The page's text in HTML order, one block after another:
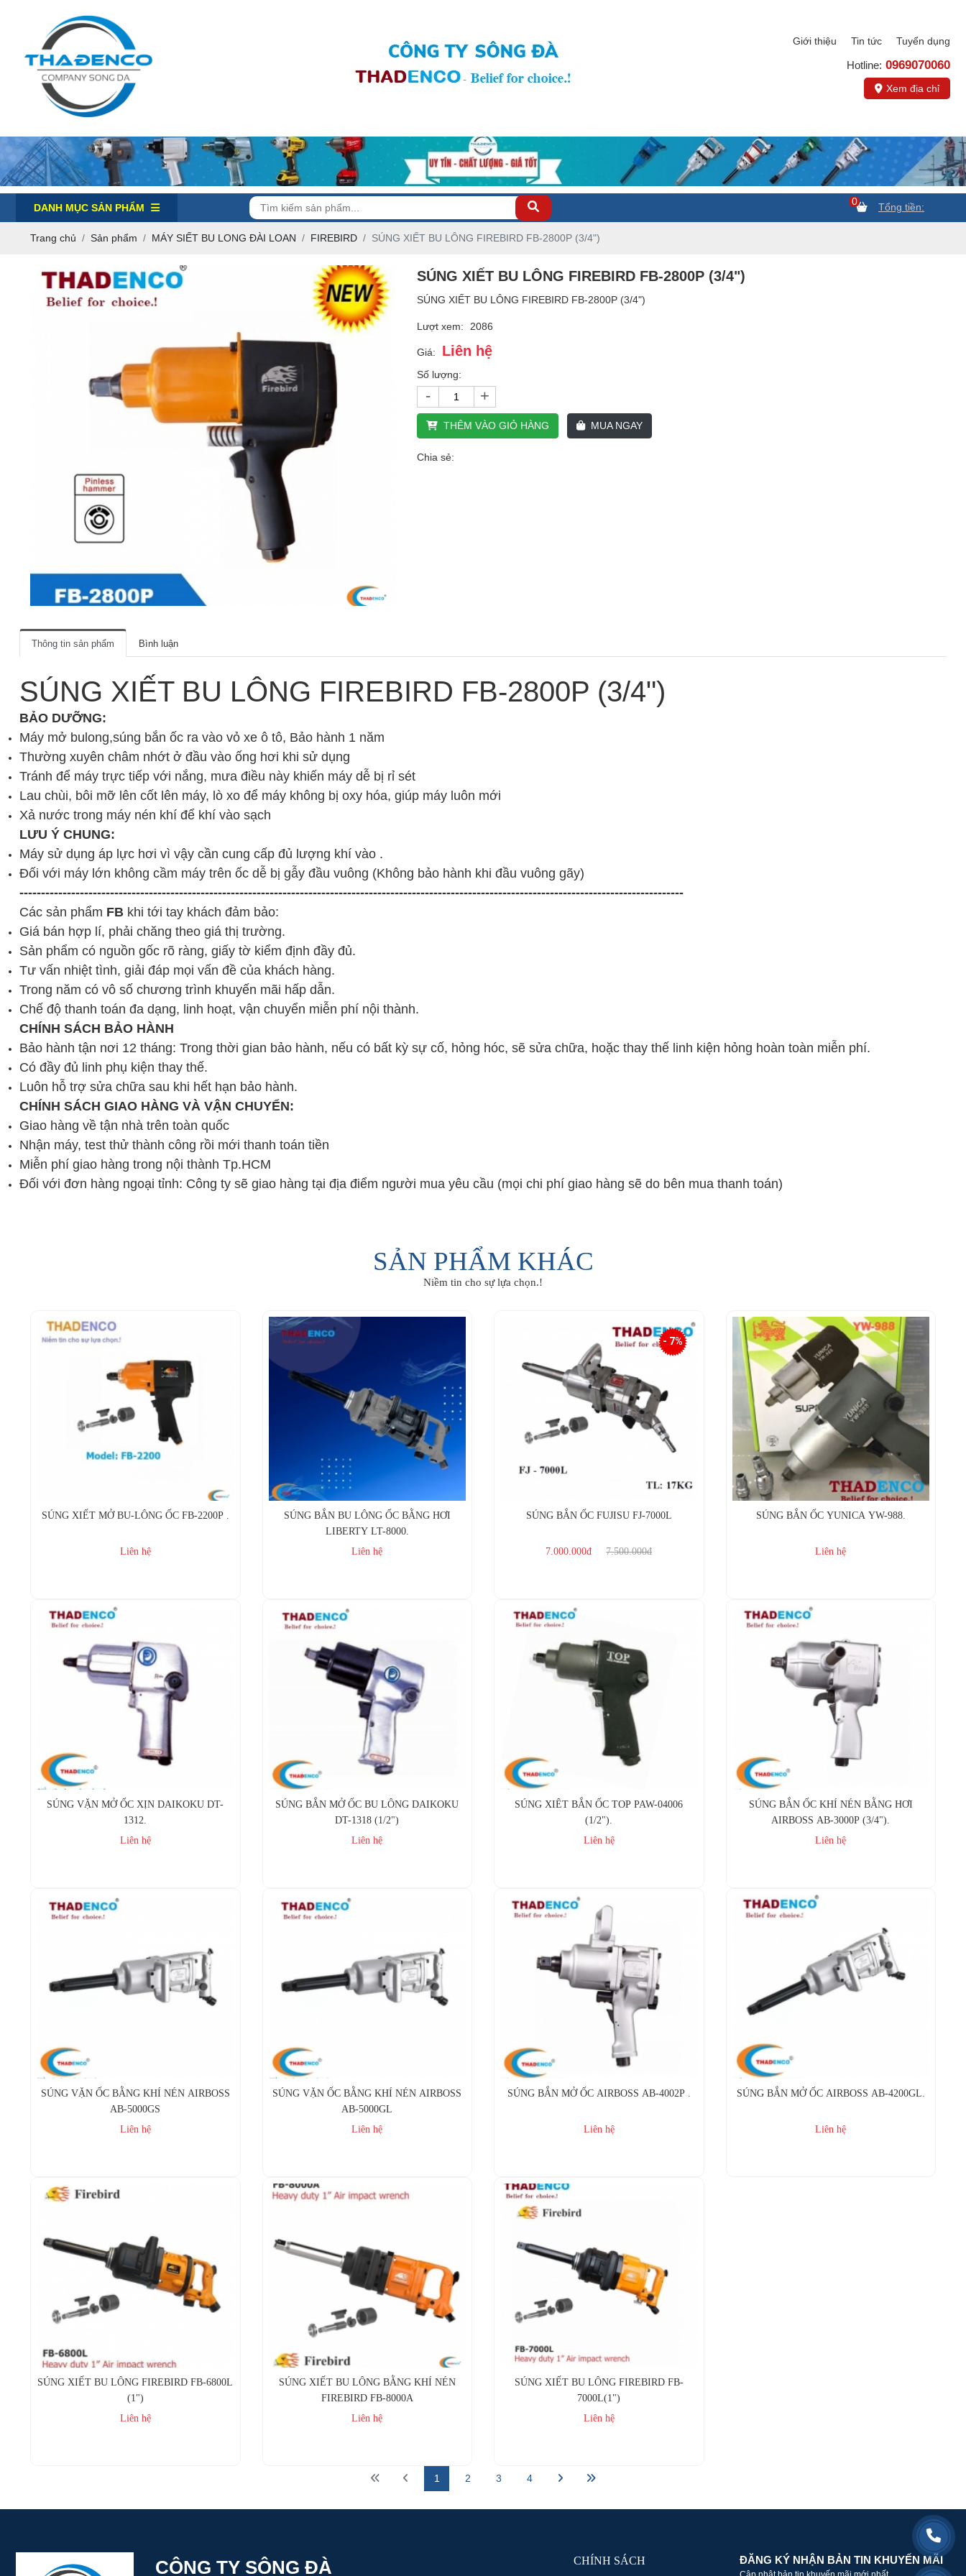
Giới thiệu Tin tức Tuyển dụng
Hotline: 0969070060
Xem địa chỉ
DANH MỤC SẢN PHẨM
0 Tổng tiền:
Trang chủ Sản phẩm MÁY SIẾT BU LONG ĐÀI LOAN FIREBIRD SÚNG XIẾT BU LÔNG FIREBIRD FB-2800P (3/4")
SÚNG XIẾT BU LÔNG FIREBIRD FB-2800P (3/4")
SÚNG XIẾT BU LÔNG FIREBIRD FB-2800P (3/4")
Lượt xem: 2086
Giá: Liên hệ
Số lượng:
- +
THÊM VÀO GIỎ HÀNG MUA NGAY
Chia sẻ:
Thông tin sản phẩm Bình luận
SÚNG XIẾT BU LÔNG FIREBIRD FB-2800P (3/4")
BẢO DƯỠNG:
Máy mở bulong,súng bắn ốc ra vào vỏ xe ô tô, Bảo hành 1 năm
Thường xuyên châm nhớt ở đầu vào ống hơi khi sử dụng
Tránh để máy trực tiếp với nắng, mưa điều này khiến máy dễ bị rỉ sét
Lau chùi, bôi mỡ lên cốt lên máy, lò xo để máy không bị oxy hóa, giúp máy luôn mới
Xả nước trong máy nén khí để khí vào sạch
LƯU Ý CHUNG:
Máy sử dụng áp lực hơi vì vậy cần cung cấp đủ lượng khí vào .
Đối với máy lớn không cầm máy trên ốc dễ bị gẫy đầu vuông (Không bảo hành khi đầu vuông gãy)
----------------------------------------------------------------------------------------------------------------------------------------------------------
Các sản phẩm FB khi tới tay khách đảm bảo:
Giá bán hợp lí, phải chăng theo giá thị trường.
Sản phẩm có nguồn gốc rõ ràng, giấy tờ kiểm định đầy đủ.
Tư vấn nhiệt tình, giải đáp mọi vấn đề của khách hàng.
Trong năm có vô số chương trình khuyến mãi hấp dẫn.
Chế độ thanh toán đa dạng, linh hoạt, vận chuyển miễn phí nội thành.
CHÍNH SÁCH BẢO HÀNH
Bảo hành tận nơi 12 tháng: Trong thời gian bảo hành, nếu có bất kỳ sự cố, hỏng hóc, sẽ sửa chữa, hoặc thay thế linh kiện hỏng hoàn toàn miễn phí.
Có đầy đủ linh phụ kiện thay thế.
Luôn hỗ trợ sửa chữa sau khi hết hạn bảo hành.
CHÍNH SÁCH GIAO HÀNG VÀ VẬN CHUYỂN:
Giao hàng về tận nhà trên toàn quốc
Nhận máy, test thử thành công rồi mới thanh toán tiền
Miễn phí giao hàng trong nội thành Tp.HCM
Đối với đơn hàng ngoại tỉnh: Công ty sẽ giao hàng tại địa điểm người mua yêu cầu (mọi chi phí giao hàng sẽ do bên mua thanh toán)
SẢN PHẨM KHÁC
Niềm tin cho sự lựa chọn.!
SÚNG XIẾT MỞ BU-LÔNG ỐC FB-2200P .
Liên hệ
SÚNG BẮN BU LÔNG ỐC BẰNG HƠI
LIBERTY LT-8000.
Liên hệ
- 7%
SÚNG BẮN ỐC FUJISU FJ-7000L
7.000.000đ 7.500.000đ
SÚNG BẮN ỐC YUNICA YW-988.
Liên hệ
SÚNG VẶN MỞ ỐC XỊN DAIKOKU DT-
1312.
Liên hệ
SÚNG BẮN MỞ ỐC BU LÔNG DAIKOKU
DT-1318 (1/2")
Liên hệ
SÚNG XIÊT BẮN ỐC TOP PAW-04006
(1/2").
Liên hệ
SÚNG BẮN ỐC KHÍ NÉN BẰNG HƠI
AIRBOSS AB-3000P (3/4").
Liên hệ
SÚNG VẶN ỐC BẰNG KHÍ NÉN AIRBOSS
AB-5000GS
Liên hệ
SÚNG VẶN ỐC BẰNG KHÍ NÉN AIRBOSS
AB-5000GL
Liên hệ
SÚNG BẮN MỞ ỐC AIRBOSS AB-4002P .
Liên hệ
SÚNG BẮN MỞ ỐC AIRBOSS AB-4200GL.
Liên hệ
SÚNG XIẾT BU LÔNG FIREBIRD FB-6800L
(1")
Liên hệ
SÚNG XIẾT BU LÔNG BẰNG KHÍ NÉN
FIREBIRD FB-8000A
Liên hệ
SÚNG XIẾT BU LÔNG FIREBIRD FB-
7000L(1")
Liên hệ
1 2 3 4
CÔNG TY SÔNG ĐÀ CHÍNH SÁCH ĐĂNG KÝ NHẬN BẢN TIN KHUYẾN MÃI